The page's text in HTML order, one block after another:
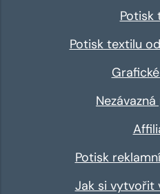
Potisk
Potisk textilu
Potisk
Jak si vytvořit